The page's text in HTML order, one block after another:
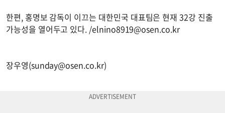
한편, 홍명보 감독이 이끄는 대한민국 대표팀은 현재 32강 진출
가능성을 열어두고 있다. /elnino8919@osen.co.kr
장우영(sunday@osen.co.kr)